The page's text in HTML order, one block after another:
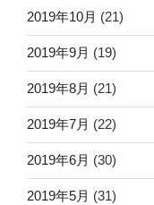
2019年10月 (21)
2019年9月 (19)
2019年8月 (21)
2019年7月 (22)
2019年6月 (30)
2019年5月 (31)